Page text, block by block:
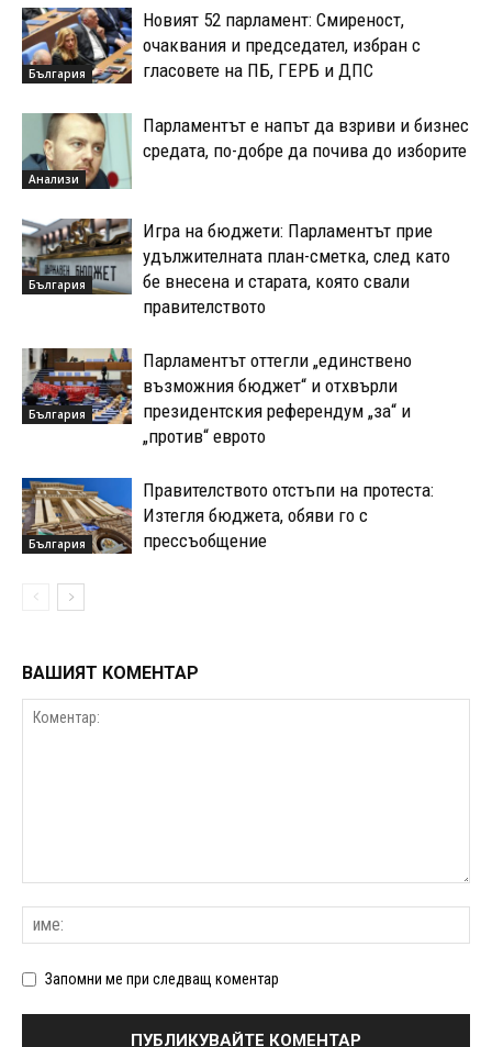
България
Новият 52 парламент: Смиреност,
очаквания и председател, избран с
гласовете на ПБ, ГЕРБ и ДПС
Анализи
Парламентът е напът да взриви и бизнес
средата, по-добре да почива до изборите
България
Игра на бюджети: Парламентът прие
удължителната план-сметка, след като
бе внесена и старата, която свали
правителството
България
Парламентът оттегли „единствено
възможния бюджет“ и отхвърли
президентския референдум „за“ и
„против“ еврото
България
Правителството отстъпи на протеста:
Изтегля бюджета, обяви го с
прессъобщение
ВАШИЯТ КОМЕНТАР
Запомни ме при следващ коментар